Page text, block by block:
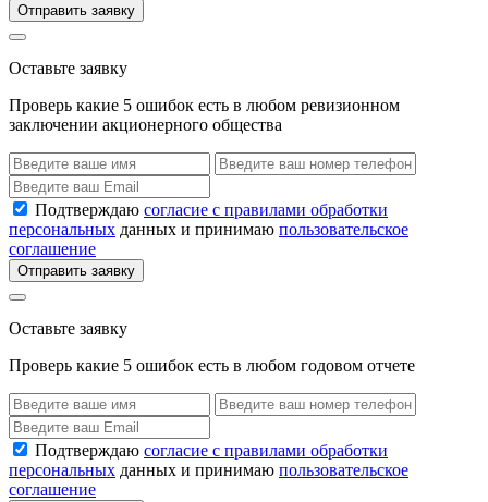
Отправить заявку
Оставьте заявку
Проверь какие 5 ошибок есть в любом ревизионном
заключении акционерного общества
Подтверждаю согласие с правилами обработки
персональных данных и принимаю пользовательское
соглашение
Отправить заявку
Оставьте заявку
Проверь какие 5 ошибок есть в любом годовом отчете
Подтверждаю согласие с правилами обработки
персональных данных и принимаю пользовательское
соглашение